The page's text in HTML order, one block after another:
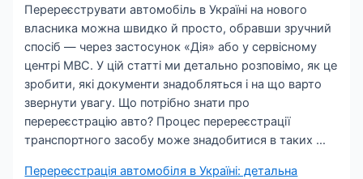
Перереєструвати автомобіль в Україні на нового
власника можна швидко й просто, обравши зручний
спосіб — через застосунок «Дія» або у сервісному
центрі МВС. У цій статті ми детально розповімо, як це
зробити, які документи знадобляться і на що варто
звернути увагу. Що потрібно знати про
перереєстрацію авто? Процес перереєстрації
транспортного засобу може знадобитися в таких …
Перереєстрація автомобіля в Україні: детальна